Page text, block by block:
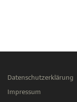
Datenschutzerklärung
Impressum